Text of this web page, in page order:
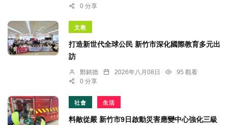
0 分享
文教
打造新世代全球公民 新竹市深化國際教育多元出
訪
鄭銘德 2026年八月08日
95 觀看
0 分享
社會 生活
料敵從嚴 新竹市9日啟動災害應變中心強化三級